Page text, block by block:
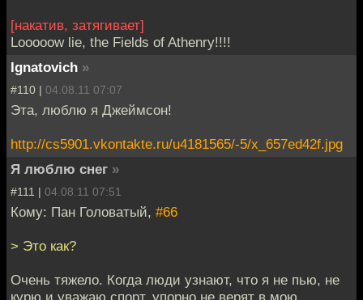
[накатив, затягивает]
Looooow lie, the Fields of Athenry!!!!
Ignatovich »
#110 | 04.08.11 07:07
Эта, люблю я Джеймсон!
http://cs5901.vkontakte.ru/u4181565/-5/x_657ed42f.jpg
Я люблю снег »
#111 | 04.08.11 07:51
Кому: Пан Головатый, #66
> Это как?
Очень тяжело. Когда люди узнают, что я не пью, не